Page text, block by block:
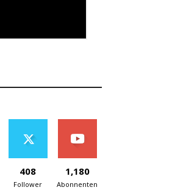
408
Follower
1,180
Abonnenten